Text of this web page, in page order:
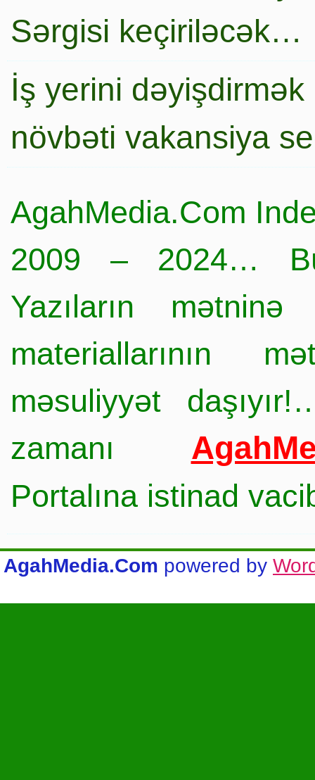
Sərgisi keçiriləcək…
İş yerini
növbəti vakansiya
AgahMedia.Com
2009 – 2024…
Yazıların
materiallarının
məsuliyyət
zamanı
Portalına istinad
AgahMedia.Com powered by